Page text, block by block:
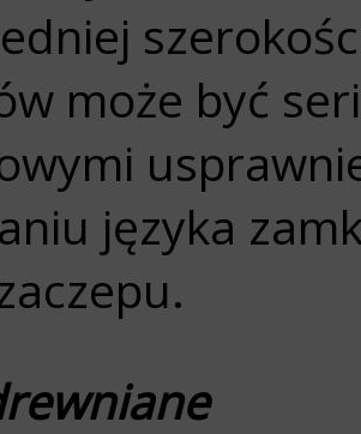
może być
języka